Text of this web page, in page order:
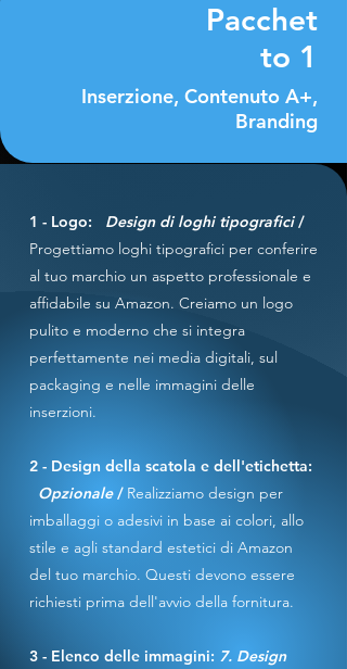
Pacchet
to 1
Inserzione, Contenuto A+,
Branding
1 - Logo: Design di loghi tipografici /
Progettiamo loghi tipografici per conferire
al tuo marchio un aspetto professionale e
affidabile su Amazon. Creiamo un logo
pulito e moderno che si integra
perfettamente nei media digitali, sul
packaging e nelle immagini delle
inserzioni.
2 - Design della scatola e dell'etichetta:
Opzionale / Realizziamo design per
imballaggi o adesivi in base ai colori, allo
stile e agli standard estetici di Amazon
del tuo marchio. Questi devono essere
richiesti prima dell'avvio della fornitura.
3 - Elenco delle immagini: 7. Design